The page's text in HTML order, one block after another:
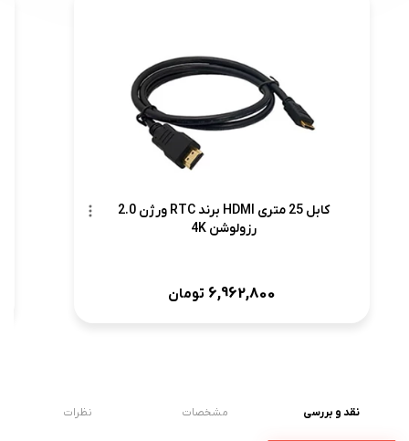
کابل 25 متری HDMI برند RTC ورژن 2.0
رزولوشن 4K
6,962,800 تومان
نقد و بررسی مشخصات نظرات